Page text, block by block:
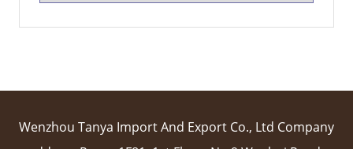
Wenzhou Tanya Import And Export Co., Ltd Company